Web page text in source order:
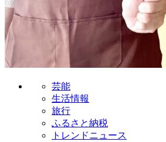
芸能
生活情報
旅行
ふるさと納税
トレンドニュース